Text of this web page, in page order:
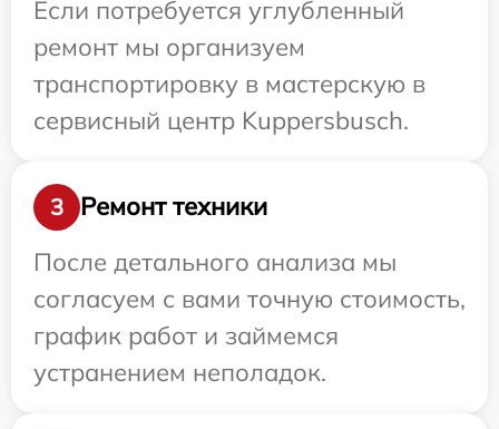
Если потребуется углубленный
ремонт мы организуем
транспортировку в мастерскую в
сервисный центр Kuppersbusch.
3
Ремонт техники
После детального анализа мы
согласуем с вами точную стоимость,
график работ и займемся
устранением неполадок.